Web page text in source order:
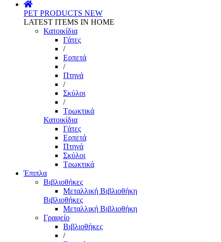
PET PRODUCTS NEW
LATEST ITEMS IN HOME
Κατοικίδια
Γάτες
/
Ερπετά
/
Πτηνά
/
Σκύλοι
/
Τρωκτικά
Κατοικίδια
Γάτες
Ερπετά
Πτηνά
Σκύλοι
Τρωκτικά
Έπιπλα
Βιβλιοθήκες
Μεταλλική Βιβλιοθήκη
Βιβλιοθήκες
Μεταλλική Βιβλιοθήκη
Γραφείο
Βιβλιοθήκες
/